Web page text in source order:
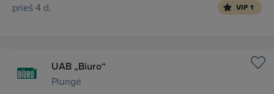
prieš 4 d. VIP 1
UAB „Biuro“
Plungė